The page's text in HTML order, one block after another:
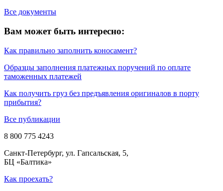
Все документы
Вам может быть интересно:
Как правильно заполнить коносамент?
Образцы заполнения платежных поручений по оплате
таможенных платежей
Как получить груз без предъявления оригиналов в порту
прибытия?
Все публикации
8 800 775 4243
Санкт-Петербург, ул. Гапсальская, 5,
БЦ «Балтика»
Как проехать?